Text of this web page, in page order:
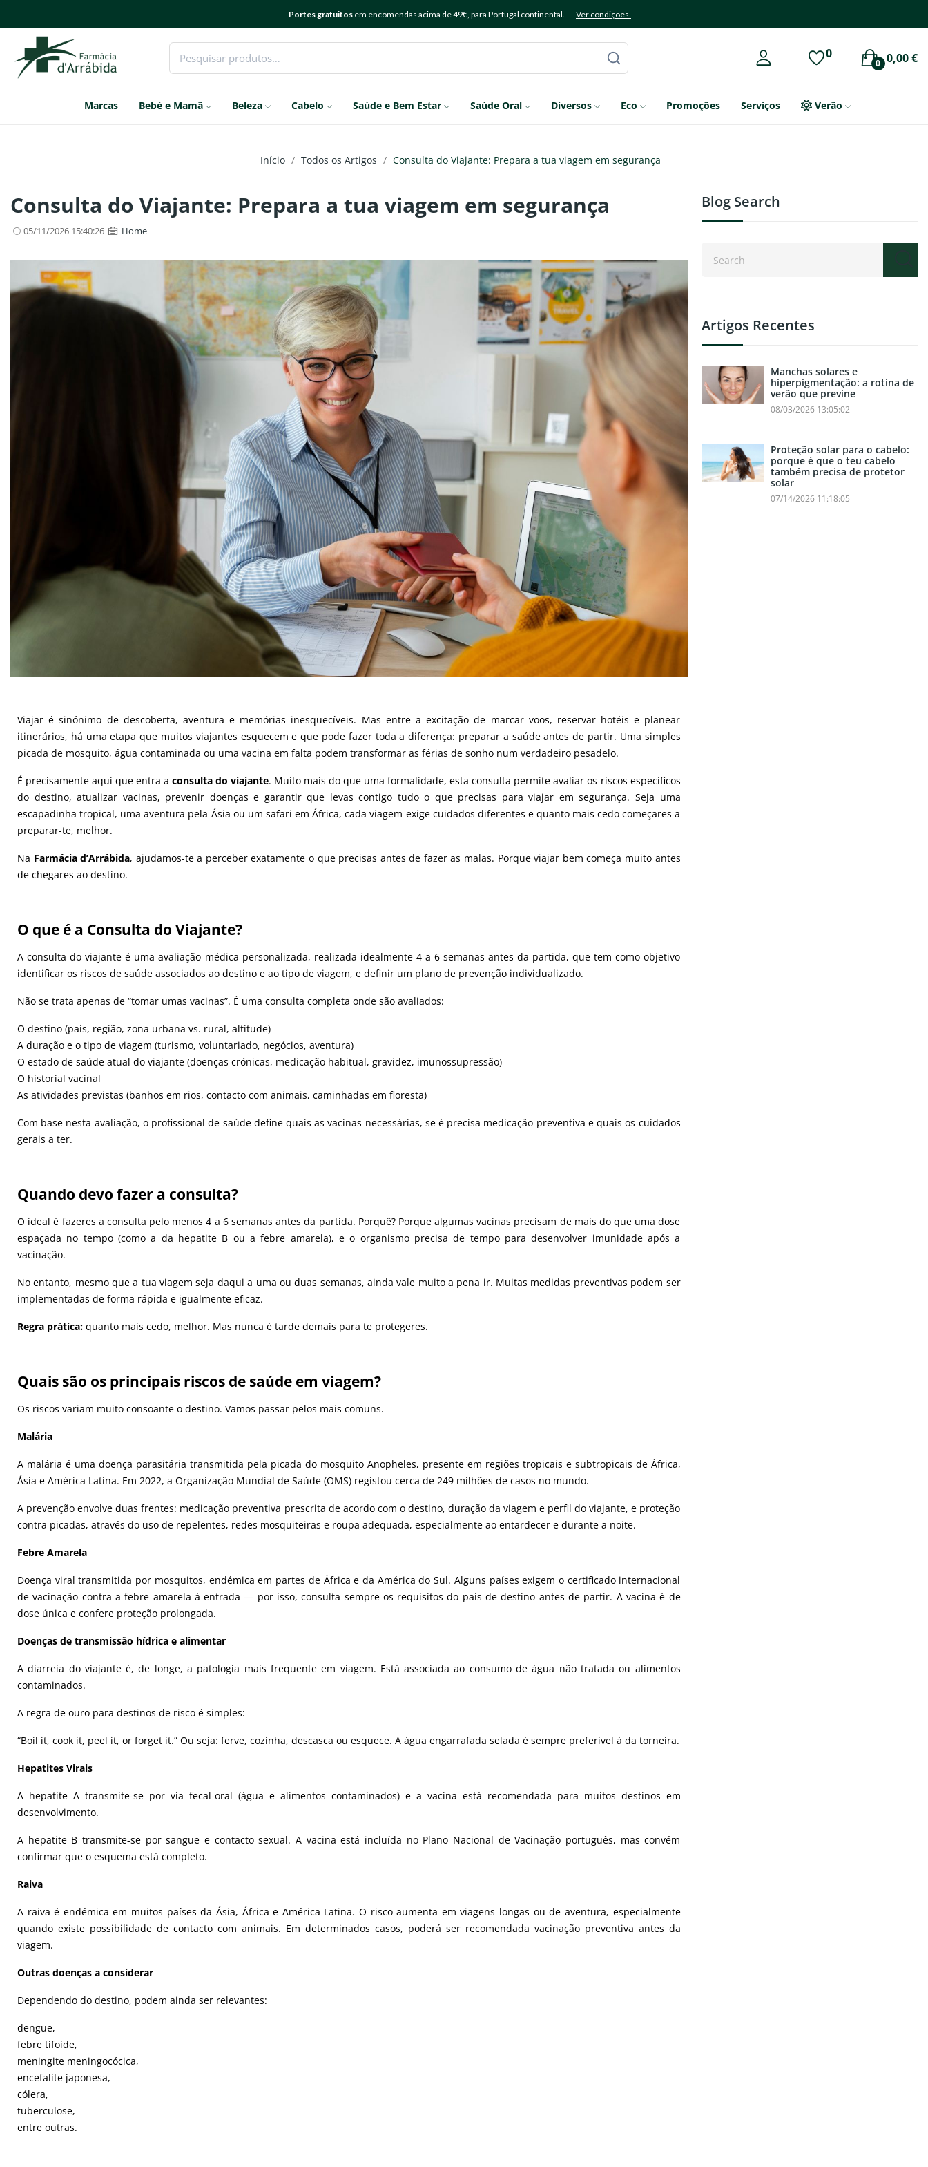
Portes gratuitos em encomendas acima de 49€, para Portugal continental. Ver condições.
0 0,00 €
0
Marcas Bebé e Mamã Beleza Cabelo Saúde e Bem Estar Saúde Oral Diversos Eco Promoções Serviços Verão
Início Todos os Artigos Consulta do Viajante: Prepara a tua viagem em segurança
Consulta do Viajante: Prepara a tua viagem em segurança
05/11/2026 15:40:26 Home
Viajar é sinónimo de descoberta, aventura e memórias inesquecíveis. Mas entre a excitação de marcar voos, reservar hotéis e planear
itinerários, há uma etapa que muitos viajantes esquecem e que pode fazer toda a diferença: preparar a saúde antes de partir. Uma simples
picada de mosquito, água contaminada ou uma vacina em falta podem transformar as férias de sonho num verdadeiro pesadelo.
É precisamente aqui que entra aconsulta do viajante. Muito mais do que uma formalidade, esta consulta permite avaliar os riscos específicos
do destino, atualizar vacinas, prevenir doenças e garantir que levas contigo tudo o que precisas para viajar em segurança. Seja uma
escapadinha tropical, uma aventura pela Ásia ou um safari em África, cada viagem exige cuidados diferentes e quanto mais cedo começares a
preparar-te, melhor.
Na Farmácia d’Arrábida, ajudamos-te a perceber exatamente o que precisas antes de fazer as malas. Porque viajar bem começa muito antes
de chegares ao destino.
O que é a Consulta do Viajante?
A consulta do viajante é uma avaliação médica personalizada, realizada idealmente 4 a 6 semanas antes da partida, que tem como objetivo
identificar os riscos de saúde associados ao destino e ao tipo de viagem, e definir um plano de prevenção individualizado.
Não se trata apenas de “tomar umas vacinas”. É uma consulta completa onde são avaliados:
O destino (país, região, zona urbana vs. rural, altitude)
A duração e o tipo de viagem (turismo, voluntariado, negócios, aventura)
O estado de saúde atual do viajante (doenças crónicas, medicação habitual, gravidez, imunossupressão)
O historial vacinal
As atividades previstas (banhos em rios, contacto com animais, caminhadas em floresta)
Com base nesta avaliação, o profissional de saúde define quais as vacinas necessárias, se é precisa medicação preventiva e quais os cuidados
gerais a ter.
Quando devo fazer a consulta?
O ideal é fazeres a consulta pelo menos 4 a 6 semanas antes da partida. Porquê? Porque algumas vacinas precisam de mais do que uma dose
espaçada no tempo (como a da hepatite B ou a febre amarela), e o organismo precisa de tempo para desenvolver imunidade após a
vacinação.
No entanto, mesmo que a tua viagem seja daqui a uma ou duas semanas, ainda vale muito a pena ir. Muitas medidas preventivas podem ser
implementadas de forma rápida e igualmente eficaz.
Regra prática: quanto mais cedo, melhor. Mas nunca é tarde demais para te protegeres.
Quais são os principais riscos de saúde em viagem?
Os riscos variam muito consoante o destino. Vamos passar pelos mais comuns.
Malária
A malária é uma doença parasitária transmitida pela picada do mosquito Anopheles, presente em regiões tropicais e subtropicais de África,
Ásia e América Latina. Em 2022, a Organização Mundial de Saúde (OMS) registou cerca de 249 milhões de casos no mundo.
A prevenção envolve duas frentes: medicação preventiva prescrita de acordo com o destino, duração da viagem e perfil do viajante, e proteção
contra picadas, através do uso de repelentes, redes mosquiteiras e roupa adequada, especialmente ao entardecer e durante a noite.
Febre Amarela
Doença viral transmitida por mosquitos, endémica em partes de África e da América do Sul. Alguns países exigem o certificado internacional
de vacinação contra a febre amarela à entrada — por isso, consulta sempre os requisitos do país de destino antes de partir. A vacina é de
dose única e confere proteção prolongada.
Doenças de transmissão hídrica e alimentar
A diarreia do viajante é, de longe, a patologia mais frequente em viagem. Está associada ao consumo de água não tratada ou alimentos
contaminados.
A regra de ouro para destinos de risco é simples:
“Boil it, cook it, peel it, or forget it.” Ou seja: ferve, cozinha, descasca ou esquece. A água engarrafada selada é sempre preferível à da torneira.
Hepatites Virais
A hepatite A transmite-se por via fecal-oral (água e alimentos contaminados) e a vacina está recomendada para muitos destinos em
desenvolvimento.
A hepatite B transmite-se por sangue e contacto sexual. A vacina está incluída no Plano Nacional de Vacinação português, mas convém
confirmar que o esquema está completo.
Raiva
A raiva é endémica em muitos países da Ásia, África e América Latina. O risco aumenta em viagens longas ou de aventura, especialmente
quando existe possibilidade de contacto com animais. Em determinados casos, poderá ser recomendada vacinação preventiva antes da
viagem.
Outras doenças a considerar
Dependendo do destino, podem ainda ser relevantes:
dengue,
febre tifoide,
meningite meningocócica,
encefalite japonesa,
cólera,
tuberculose,
entre outras.
Blog Search
Artigos Recentes
Manchas solares e
hiperpigmentação: a rotina de
verão que previne
08/03/2026 13:05:02
Proteção solar para o cabelo:
porque é que o teu cabelo
também precisa de protetor
solar
07/14/2026 11:18:05